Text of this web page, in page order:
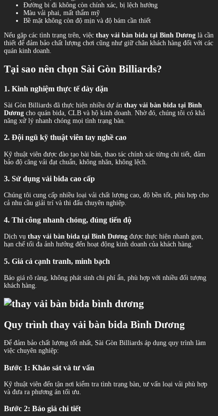
Đường bi đi không còn chính xác, bị lệch hướng
Màu vải phai, mất thẩm mỹ
Bề mặt không còn độ mịn và độ bám cần thiết
Nếu gặp các tình trạng trên, việc thay vải bàn bida tại Bình Dương là cần
thiết để đảm bảo chất lượng chơi cũng như giữ chân khách hàng đối với các
quán kinh doanh.
Tại sao nên chọn Sài Gòn Billiards?
1. Kinh nghiệm thực tế dày dặn
Sài Gòn Billiards đã thực hiện nhiều dự án thay vải bàn bida tại Bình
Dương cho quán bida, CLB và hộ kinh doanh. Nhờ đó, chúng tôi có khả
năng xử lý nhanh chóng mọi tình trạng bàn.
2. Đội ngũ kỹ thuật viên tay nghề cao
Kỹ thuật viên được đào tạo bài bản, thao tác chính xác từng chi tiết, đảm
bảo độ căng vải đạt chuẩn, không nhăn, không lệch.
3. Sử dụng vải bida cao cấp
Chúng tôi cung cấp nhiều loại vải chất lượng cao, độ bền tốt, phù hợp cho
cả nhu cầu giải trí và thi đấu chuyên nghiệp.
4. Thi công nhanh chóng, đúng tiến độ
Dịch vụ thay vải bàn bida tại Bình Dương được thực hiện nhanh gọn,
hạn chế tối đa ảnh hưởng đến hoạt động kinh doanh của khách hàng.
5. Giá cả cạnh tranh, minh bạch
Báo giá rõ ràng, không phát sinh chi phí ẩn, phù hợp với nhiều đối tượng
khách hàng.
Quy trình thay vải bàn bida Bình Dương
Để đảm bảo chất lượng tốt nhất, Sài Gòn Billiards áp dụng quy trình làm
việc chuyên nghiệp:
Bước 1: Khảo sát và tư vấn
Kỹ thuật viên đến tận nơi kiểm tra tình trạng bàn, tư vấn loại vải phù hợp
và đưa ra phương án tối ưu.
Bước 2: Báo giá chi tiết